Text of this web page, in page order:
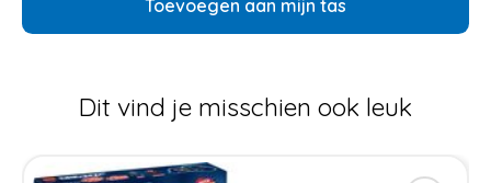
Toevoegen aan mijn tas
Dit vind je misschien ook leuk
Items van productcarrousel